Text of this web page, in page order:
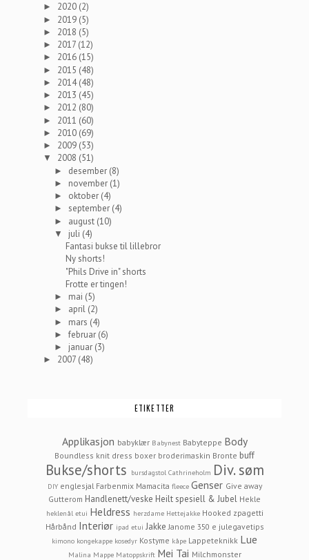
► 2020 (2)
► 2019 (5)
► 2018 (5)
► 2017 (12)
► 2016 (15)
► 2015 (48)
► 2014(48)
► 2013 (45)
► 2012 (80)
► 2011 (60)
► 2010 (69)
► 2009 (53)
▼ 2008 (51)
► desember (8)
► november (1)
► oktober (4)
►september (4)
► august (10)
▼ juli (4)
Fantasi bukse til lillebror
Ny shorts!
"Phils Drive in" shorts
Frotte er tingen!
► mai (5)
► april (2)
► mars (4)
►februar (6)
► januar (3)
► 2007 (48)
ETIKETTER
Applikasjon babyklær Babynest Babyteppe Body
Boundless knit dress boxer broderimaskin Bronte buff
Bukse/shorts bursdagstol Cathrineholm Div. søm
DIY englesjal Farbenmix Mamacita fleece Genser Give away
Gutterom Handlenett/veske Heilt spesiell & Jubel Hekle
heklenål etui Heldress herzdame Hettejakke Hooked zpagetti
Hårbånd Interiør ipad etui Jakke Janome 350 e julegavetips
kimono kongekappe kosedyr Kostyme kåpe Lappeteknikk Lue
Malina Mappe Matoppskrift Mei Tai Milchmonster